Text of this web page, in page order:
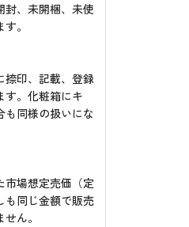
封、未開梱、未使
。
捺印、記載、登録
す。化粧箱にキ
も同様の扱いにな
市場想定売価（定
も同じ金額で販売
ん。